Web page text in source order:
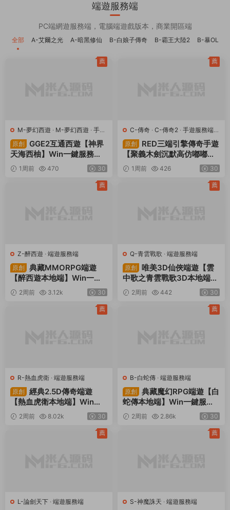
端遊服務端
PC端網遊服務端，電腦端遊戲版本，商業開區端
全部 A-艾爾之光 A-暗黑修仙 B-白娘子傳奇 B-霸王大陸2 B-暴OL
M-夢幻西遊 · M-夢幻西遊 · 手遊
服務端 · 端遊服務端
原創
GGE2互通西遊【神界
天海西柚】Win一鍵服務端
+安卓蘋果PC三端+内置GM
工具+全套源碼+視頻架設教
1周前 470 30
薦
C-傳奇 · C-傳奇2 · 手遊服務端·
端遊服務端
原創
RED三端引擎傳奇手遊
【聚義木劍沉默高仿嘟嘟沉
默】Win一鍵服務端+安卓蘋
果PC三端+視頻架設教程
1周前 426 30
薦
Z-醉西遊 · 端遊服務端
原創
典藏MMORPG端遊
【醉西遊本地端】Win一鍵
服務端+PC客戶端+GM後台
+視頻架設教程
2周前 3.12k 30
薦
Q-青雲戰歌 · 端遊服務端
原創
唯美3D仙俠端遊【雲
中歌之青雲戰歌3D本地端】
Win一鍵服務端+PC客戶端+
GM工具+視頻架設教程
2周前 442 30
薦
R-熱血虎衛 · 端遊服務端
原創
經典2.5D傳奇端遊
【熱血虎衛本地端】Win一
鍵服務端+PC客戶端+視頻
架設教程
2周前 8.02k 30
薦
B-白蛇傳 · 端遊服務端
原創
典藏魔幻RPG端遊【白
蛇傳本地端】Win一鍵服務
端+PC客戶端+GM工具+視
頻架設教程
2周前 2.86k 30
薦
L-論劍天下 · 端遊服務端
薦
S-神魔誅天 · 端遊服務端
薦